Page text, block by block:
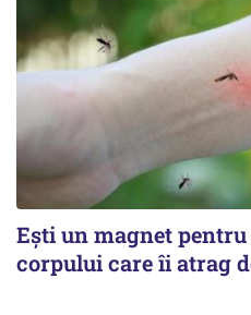
Ești un magnet
corpului care îi atrag